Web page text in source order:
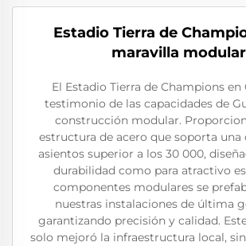
Estadio Tierra de
maravilla modular
El Estadio Tierra de Champions en
testimonio de las capacidades de
construcción modular.
estructura de acero que soporta una
asientos superior a los 30 000,
durabilidad como para atractivo
componentes modulares se
nuestras instalaciones de última
garantizando precisión y calidad.
solo mejoró la infraestructura local,